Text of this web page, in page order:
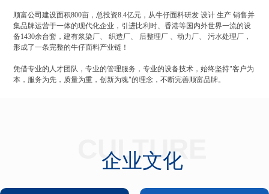
顺富公司建设面积800亩，总投资8.4亿元，从牛仔面料研发 设计 生产 销售并
集品牌运营于一体的现代化企业，引进比利时、香港等国内外世界一流的设
备1430余台套，建有浆染厂、 织造厂、 后整理厂 、动力厂、 污水处理厂，
形成了一条完整的牛仔面料产业链！
凭借专业的人才团队，专业的管理服务，专业的设备技术，始终坚持"客户为
本，服务为先，质量为重，创新为魂"的理念，不断完善顺富品牌。
CULTURE
企业文化